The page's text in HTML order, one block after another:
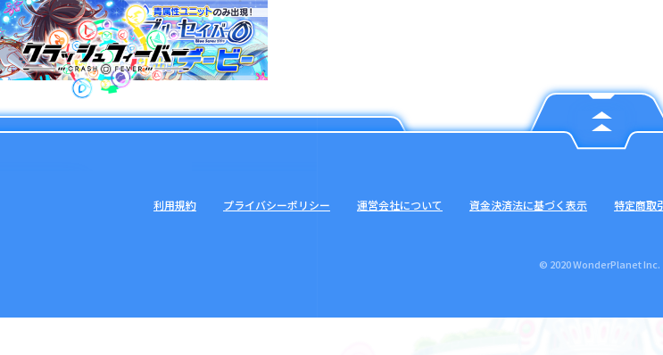
利用規約 プライバシーポリシー 運営会社について 資金決済法に基づく表示 特定商取
© 2020 WonderPlanet Inc.